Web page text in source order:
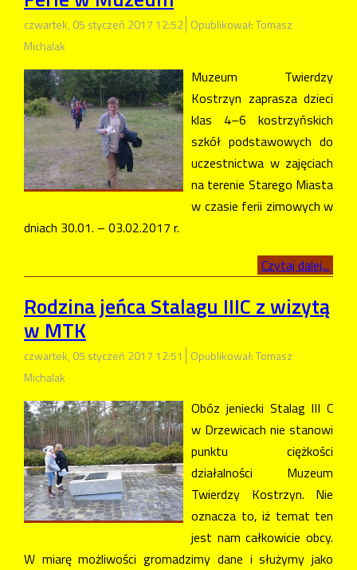
czwartek, 05 styczeń 2017 12:52 Opublikował: Tomasz
Michalak
Muzeum Twierdzy
Kostrzyn zaprasza dzieci
klas 4–6 kostrzyńskich
szkół podstawowych do
uczestnictwa w zajęciach
na terenie Starego Miasta
w czasie ferii zimowych w
dniach 30.01. – 03.02.2017 r.
Czytaj dalej...
Rodzina jeńca Stalagu IIIC z wizytą
w MTK
czwartek, 05 styczeń 2017 12:51
Opublikował: Tomasz
Michalak
Obóz jeniecki Stalag III C
w Drzewicach nie stanowi
punktu ciężkości
działalności Muzeum
Twierdzy Kostrzyn. Nie
oznacza to, iż temat ten
jest nam całkowicie obcy.
W miarę możliwości gromadzimy dane i służymy jako